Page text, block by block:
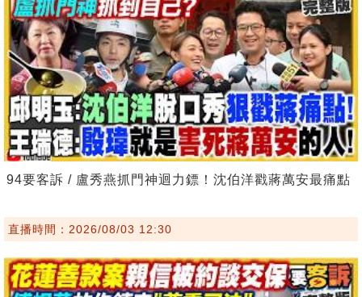
94要客訴 / 盧秀燕抓門神迴力鏢！沈伯洋戳蔣萬安最痛點
直播時間：2026/08/03 12:30